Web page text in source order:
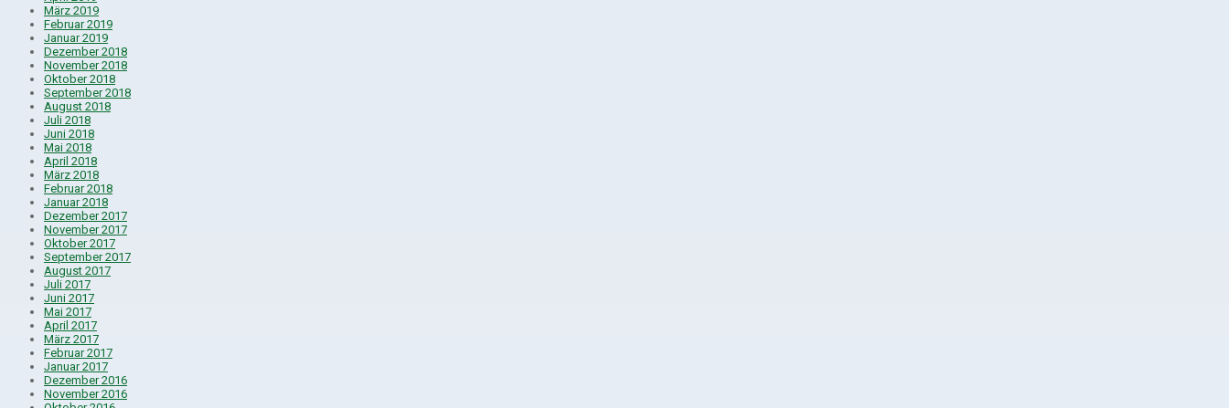
März 2019
Februar 2019
Januar 2019
Dezember 2018
November 2018
Oktober 2018
September 2018
August 2018
Juli 2018
Juni 2018
Mai 2018
April 2018
März 2018
Februar 2018
Januar 2018
Dezember 2017
November 2017
Oktober 2017
September 2017
August 2017
Juli 2017
Juni 2017
Mai 2017
April 2017
März 2017
Februar 2017
Januar 2017
Dezember 2016
November 2016